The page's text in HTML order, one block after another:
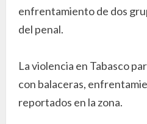
enfrentamiento de dos
del penal.
La violencia en Tabasco
con balaceras,
reportados en la zona.